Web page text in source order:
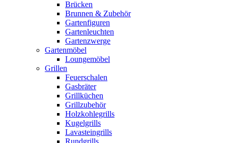
Brücken
Brunnen & Zubehör
Gartenfiguren
Gartenleuchten
Gartenzwerge
Gartenmöbel
Loungemöbel
Grillen
Feuerschalen
Gasbräter
Grillküchen
Grillzubehör
Holzkohlegrills
Kugelgrills
Lavasteingrills
Rundgrills